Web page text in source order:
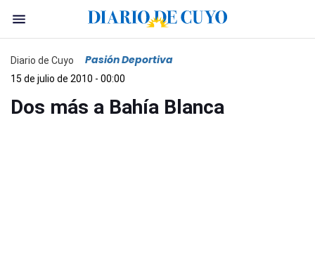
Diario de Cuyo Pasión Deportiva
15 de julio de 2010 - 00:00
Dos más a Bahía Blanca